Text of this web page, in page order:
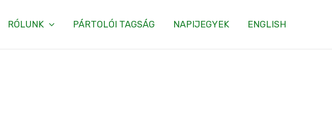
RÓLUNK PÁRTOLÓI TAGSÁG NAPIJEGYEK ENGLISH